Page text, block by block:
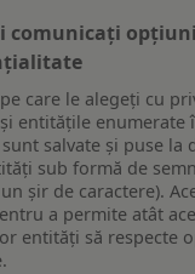
comunicați
care le alegeți cu
entitățile enumerate
salvate și puse la
sub formă de
șir de caractere).
a permite atât
entități să respecte